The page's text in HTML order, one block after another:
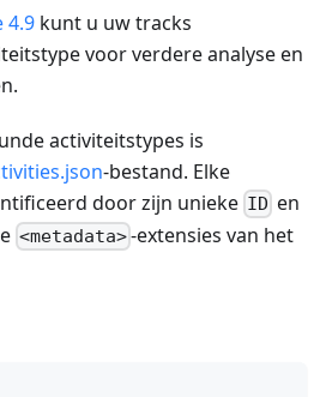
4.9 kunt u uw tracks
voor verdere analyse en
activiteitstypes is
-bestand. Elke
door zijn unieke ID en
<metadata>-extensies van het